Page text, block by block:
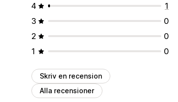
4
1
3
0
2
0
1
0
Skriv en recension
Alla recensioner